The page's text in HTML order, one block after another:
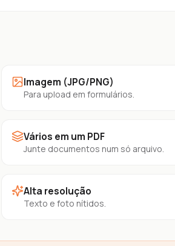
Imagem (JPG/PNG)
Para upload em formulários.
Vários em um PDF
Junte documentos num só arquivo.
Alta resolução
Texto e foto nítidos.